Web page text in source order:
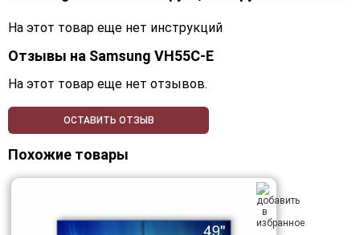
На этот товар еще нет инструкций
Отзывы на Samsung VH55C-E
На этот товар еще нет отзывов.
ОСТАВИТЬ ОТЗЫВ
Похожие товары